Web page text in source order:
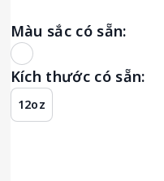
Màu sắc có sẵn:
Kích thước có sẵn:
12oz